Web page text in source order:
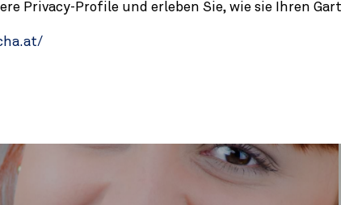
Privacy-Profile und erleben Sie, wie sie Ihren